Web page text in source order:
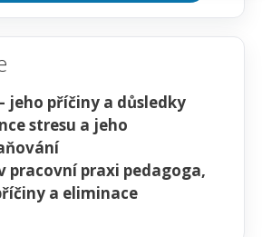
jeho příčiny a důsledky
stresu a jeho
pracovní praxi pedagoga,
a eliminace